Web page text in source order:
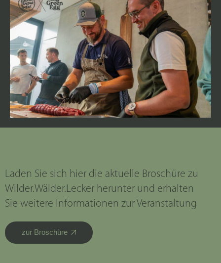
Laden Sie sich hier die aktuelle Broschüre zu
Wilder.Wälder.Lecker herunter und erhalten
Sie weitere Informationen zur Veranstaltung
zur Broschüre